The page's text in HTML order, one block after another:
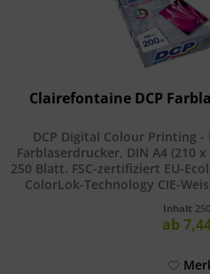
Clairefontaine DCP
DCP Digital Colour Printing
Farblaserdrucker, DIN A4 (210
250 Blatt. FSC-zertifiziert EU-
ColorLok-Technology CIE-
Inhalt
ab